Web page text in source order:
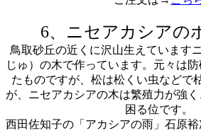
6、ニセアカシアの
鳥取砂丘の近くに沢山生えています
じゅ）の木で作っています。元々は
たものですが、松は松くい虫などで
が、ニセアカシアの木は繁殖力が強
困る位です。
西田佐知子の「アカシアの雨」石原